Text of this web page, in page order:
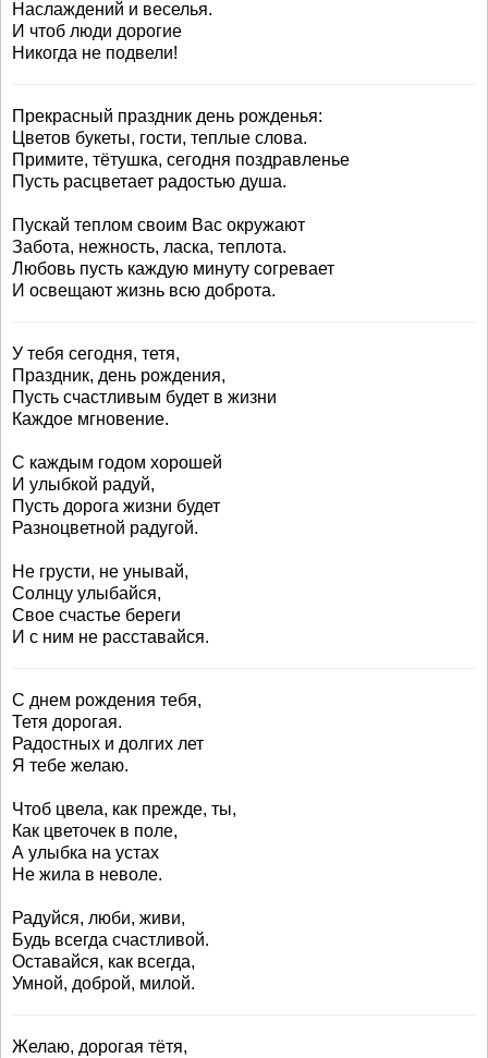
Наслаждений и веселья.
И чтоб люди дорогие
Никогда не подвели!
Прекрасный праздник день рожденья:
Цветов букеты, гости, теплые слова.
Примите, тётушка, сегодня поздравленье
Пусть расцветает радостью душа.
Пускай теплом своим Вас окружают
Забота, нежность, ласка, теплота.
Любовь пусть каждую минуту согревает
И освещают жизнь всю доброта.
У тебя сегодня, тетя,
Праздник, день рождения,
Пусть счастливым будет в жизни
Каждое мгновение.
С каждым годом хорошей
И улыбкой радуй,
Пусть дорога жизни будет
Разноцветной радугой.
Не грусти, не унывай,
Солнцу улыбайся,
Свое счастье береги
И с ним не расставайся.
С днем рождения тебя,
Тетя дорогая.
Радостных и долгих лет
Я тебе желаю.
Чтоб цвела, как прежде, ты,
Как цветочек в поле,
А улыбка на устах
Не жила в неволе.
Радуйся, люби, живи,
Будь всегда счастливой.
Оставайся, как всегда,
Умной, доброй, милой.
Желаю, дорогая тётя,